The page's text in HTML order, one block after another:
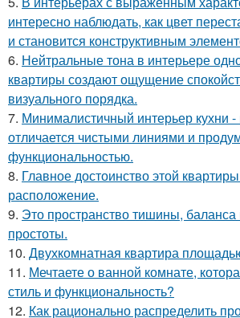
интересно наблюдать, как цвет
и становится конструктивным
6. Нейтральные тона в интерьере
квартиры создают ощущение
визуального порядка.
7. Минималистичный интерьер кухни -
отличается чистыми линиями и
функциональностью.
8. Главное достоинство этой
расположение.
9. Это пространство тишины,
простоты.
10. Двухкомнатная квартира
11. Мечтаете о ванной комнате,
стиль и функциональность?
12. Как рационально распределить